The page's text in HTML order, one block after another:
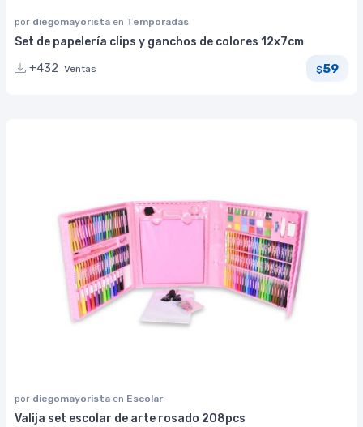
por diegomayorista en Temporadas
Set de papelería clips y ganchos de colores 12x7cm
+432 Ventas $59
por diegomayorista en Escolar
Valija set escolar de arte rosado 208pcs